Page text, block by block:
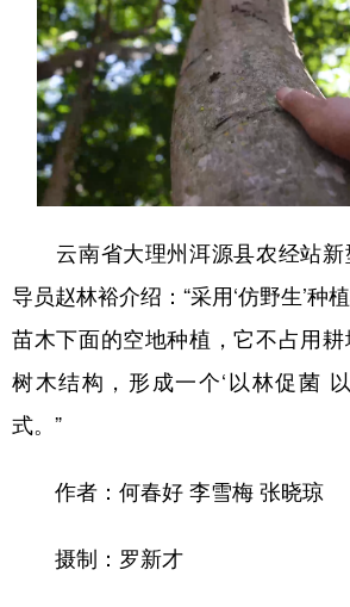
云南省大理州洱源县农经站新
导员赵林裕介绍：“采用‘仿野生’种
苗木下面的空地种植，它不占用
树木结构，形成一个‘以林促菌
式。”
作者：何春好 李雪梅 张晓琼
摄制：罗新才